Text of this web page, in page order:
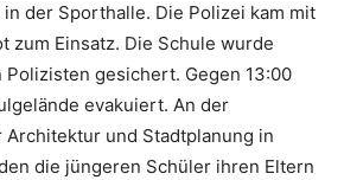
der Sporthalle. Die Polizei kam mit
zum Einsatz. Die Schule wurde
gesichert. Gegen 13:00
evakuiert. An der
Architektur und Stadtplanung in
die jüngeren Schüler ihren Eltern